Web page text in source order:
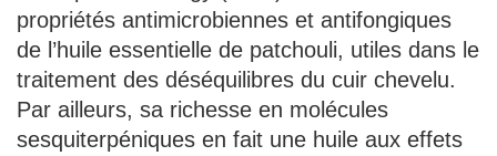
propriétés antimicrobiennes et antifongiques
de l’huile essentielle de patchouli, utiles dans le
traitement des déséquilibres du cuir chevelu.
Par ailleurs, sa richesse en molécules
sesquiterpéniques en fait une huile aux effets